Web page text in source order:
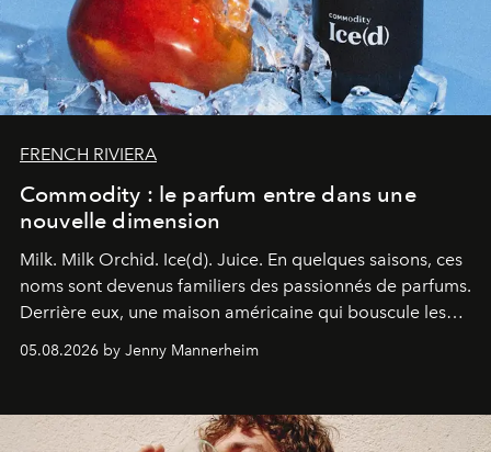
FRENCH RIVIERA
Commodity : le parfum entre dans une
nouvelle dimension
Milk. Milk Orchid. Ice(d). Juice. En quelques saisons, ces
noms sont devenus familiers des passionnés de parfums.
Derrière eux, une maison américaine qui bouscule les
codes de la parfumerie contemporaine en proposant
une approche aussi intuitive que personnelle :
05.08.2026 by Jenny Mannerheim